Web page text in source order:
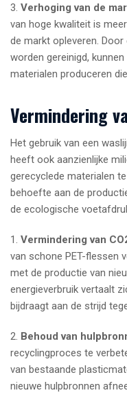
3. Verhoging van de
van hoge kwaliteit is
de markt opleveren.
worden gereinigd,
materialen produceren
Vermindering
Het gebruik van een
heeft ook aanzienlijke
gerecyclede materialen
behoefte aan de
de ecologische
1. Vermindering van
van schone PET-flessen
met de productie van
energieverbruik vertaalt
bijdraagt aan de strijd
2. Behoud van
recyclingproces te
van bestaande
nieuwe hulpbronnen